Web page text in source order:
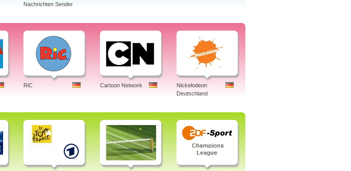
Nachrichten Sender
RiC Cartoon Network
Nickelodeon
Deutschland